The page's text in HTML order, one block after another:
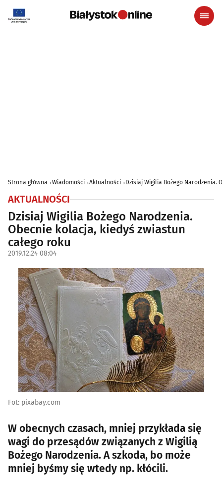
Strona główna Wiadomości Aktualności Dzisiaj Wigilia Bożego Narodzenia.
AKTUALNOŚCI
Dzisiaj Wigilia Bożego Narodzenia.
Obecnie kolacja, kiedyś zwiastun
całego roku
2019.12.24 08:04
Fot: pixabay.com
W obecnych czasach, mniej przykłada się
wagi do przesądów związanych z Wigilią
Bożego Narodzenia. A szkoda, bo może
mniej byśmy się wtedy np. kłócili.